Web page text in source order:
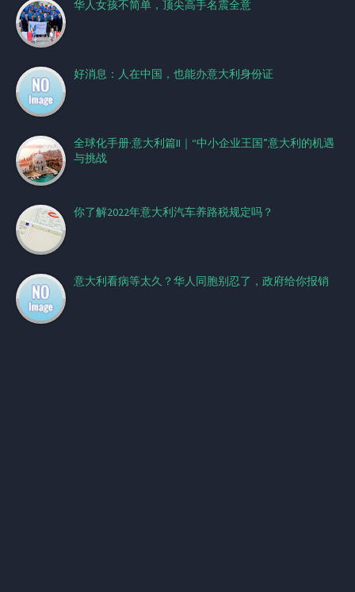
华人女孩不简单，顶尖高手名震全意
好消息：人在中国，也能办意大利身份证
全球化手册·意大利篇II｜“中小企业王国”意大利的机遇
与挑战
你了解2022年意大利汽车养路税规定吗？
意大利看病等太久？华人同胞别忍了，政府给你报销